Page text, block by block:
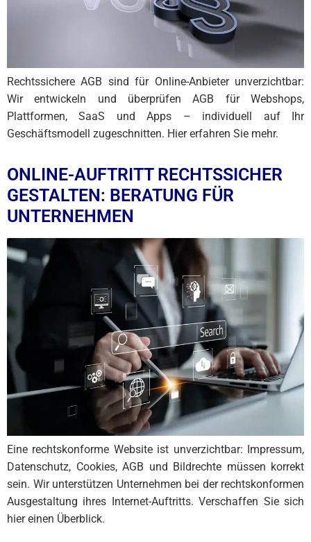
Rechtssichere AGB sind für Online-Anbieter unverzichtbar:
Wir entwickeln und überprüfen AGB für Webshops,
Plattformen, SaaS und Apps – individuell auf Ihr
Geschäftsmodell zugeschnitten. Hier erfahren Sie mehr.
ONLINE-AUFTRITT RECHTSSICHER
GESTALTEN: BERATUNG FÜR
UNTERNEHMEN
Eine rechtskonforme Website ist unverzichtbar: Impressum,
Datenschutz, Cookies, AGB und Bildrechte müssen korrekt
sein. Wir unterstützen Unternehmen bei der rechtskonformen
Ausgestaltung ihres Internet-Auftritts. Verschaffen Sie sich
hier einen Überblick.